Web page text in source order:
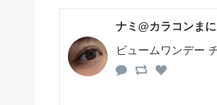
ナミ@カラコンま
ビュームワンデー